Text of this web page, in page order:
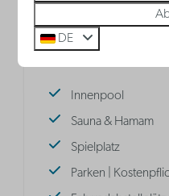
Nieuwpoort!
Küstenstadt Nr. 1.
Innenpool
Sauna & Hamam
Spielplatz
Parken |
DE